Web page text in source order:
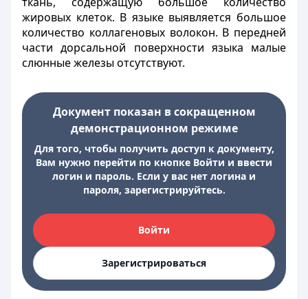
жировых клеток. В языке выявляется большое
количество коллагеновых волокон. В передней
части дорсальной поверхности языка малые
слюнные железы отсутствуют.
Документ показан в сокращенном
демонстрационном режиме
Для того, чтобы получить доступ к документу,
Вам нужно перейти по кнопке Войти и ввести
логин и пароль. Если у вас нет логина и
пароля, зарегистрируйтесь.
Войти
Зарегистрироваться